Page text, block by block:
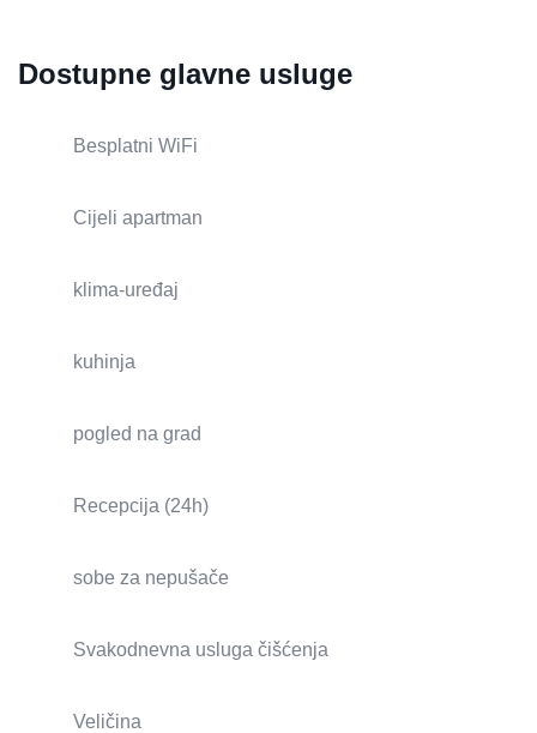
Dostupne glavne usluge
Besplatni WiFi
Cijeli apartman
klima-uređaj
kuhinja
pogled na grad
Recepcija (24h)
sobe za nepušače
Svakodnevna usluga čišćenja
Veličina